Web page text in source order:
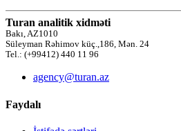
Turan analitik xidməti
Bakı, AZ1010
Süleyman Rəhimov küç.,186, Mən. 24
Tel.: (+99412) 440 11 96
agency@turan.az
Faydalı